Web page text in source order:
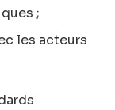
;
les acteurs